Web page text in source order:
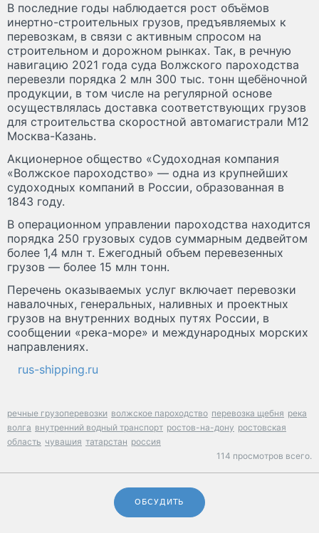
В последние годы наблюдается рост объёмов
инертно-строительных грузов, предъявляемых к
перевозкам, в связи с активным спросом на
строительном и дорожном рынках. Так, в речную
навигацию 2021 года суда Волжского пароходства
перевезли порядка 2 млн 300 тыс. тонн щебёночной
продукции, в том числе на регулярной основе
осуществлялась доставка соответствующих грузов
для строительства скоростной автомагистрали М12
Москва-Казань.
Акционерное общество «Судоходная компания
«Волжское пароходство» — одна из крупнейших
судоходных компаний в России, образованная в
1843 году.
В операционном управлении пароходства находится
порядка 250 грузовых судов суммарным дедвейтом
более 1,4 млн т. Ежегодный объем перевезенных
грузов — более 15 млн тонн.
Перечень оказываемых услуг включает перевозки
навалочных, генеральных, наливных и проектных
грузов на внутренних водных путях России, в
сообщении «река-море» и международных морских
направлениях.
rus-shipping.ru
речные грузоперевозки волжское пароходство перевозка щебня река
волга внутренний водный транспорт ростов-на-дону ростовская
область чувашия татарстан россия
114 просмотров всего.
ОБСУДИТЬ